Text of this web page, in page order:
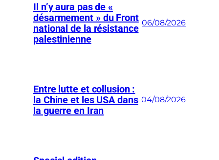
Il n’y aura pas de «
désarmement » du Front
national de la résistance
palestinienne
06/08/2026
Entre lutte et collusion :
la Chine et les USA dans
la guerre en Iran
04/08/2026